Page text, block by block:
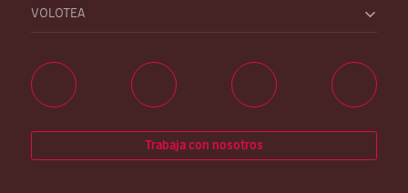
VOLOTEA
Trabaja con nosotros